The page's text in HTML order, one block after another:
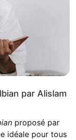
par Alislam
proposé par
idéale pour tous